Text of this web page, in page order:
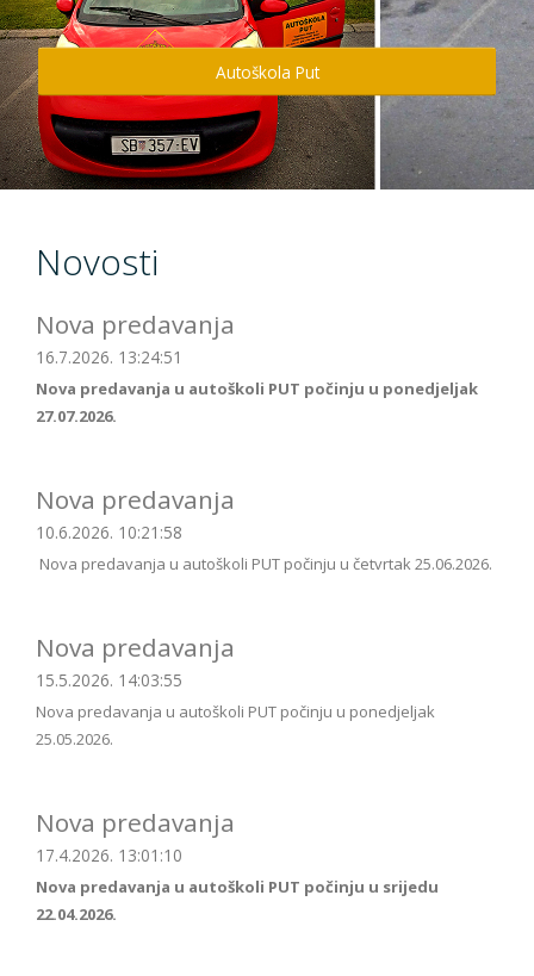
Info
Kontakt
Autoškola Put
Novosti
Nova predavanja
16.7.2026. 13:24:51
Nova predavanja u autoškoli PUT počinju u ponedjeljak
27.07.2026.
Nova predavanja
10.6.2026. 10:21:58
Nova predavanja u autoškoli PUT počinju u četvrtak 25.06.2026.
Nova predavanja
15.5.2026. 14:03:55
Nova predavanja u autoškoli PUT počinju u ponedjeljak
25.05.2026.
Nova predavanja
17.4.2026. 13:01:10
Nova predavanja u autoškoli PUT počinju u srijedu
22.04.2026.